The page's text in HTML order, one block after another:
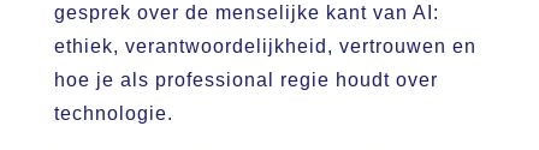
gesprek over de menselijke kant van AI:
ethiek, verantwoordelijkheid, vertrouwen en
hoe je als professional regie houdt over
technologie.